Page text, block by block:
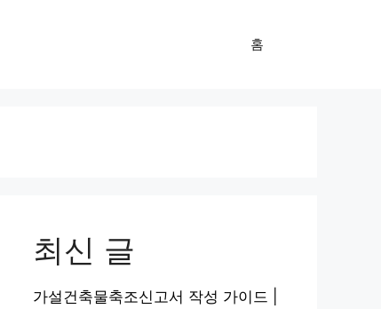
홈
최신 글
가설건축물축조신고서 작성 가이드 |